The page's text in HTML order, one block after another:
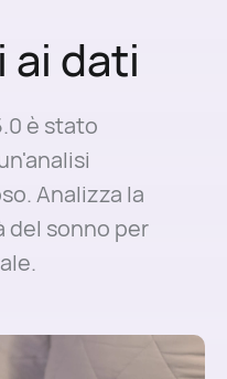
ai dati
è stato
Analizza la
del sonno per